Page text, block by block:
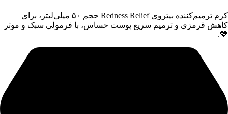
کرم ترمیم‌کننده بیتروی Redness Relief حجم ۵۰ میلی‌لیتر، برای
کاهش قرمزی و ترمیم سریع پوست حساس، با فرمولی سبک و موثر
💖.